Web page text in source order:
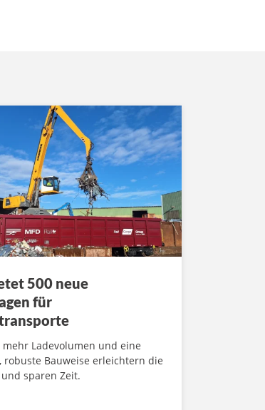
500 neue
für
mehr Ladevolumen und eine
robuste Bauweise erleichtern die
sparen Zeit.